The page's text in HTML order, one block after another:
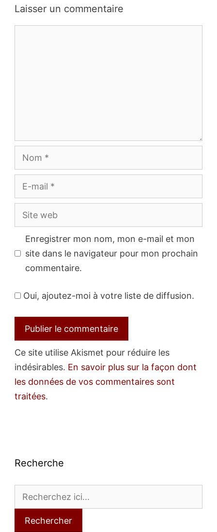
Laisser un commentaire
Nom
E-
mail
Site
web
Enregistrer mon nom, mon e-mail et mon
site dans le navigateur pour mon prochain
commentaire.
Oui, ajoutez-moi à votre liste de diffusion.
Ce site utilise Akismet pour réduire les
indésirables. En savoir plus sur la façon dont
les données de vos commentaires sont
traitées.
Recherche
Rechercher